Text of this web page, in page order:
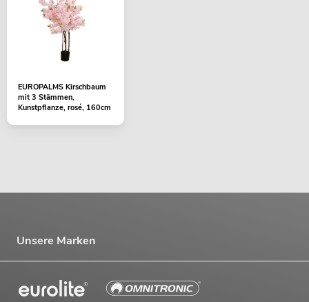
EUROPALMS Kirschbaum
mit 3 Stämmen,
Kunstpflanze, rosé, 160cm
Unsere Marken